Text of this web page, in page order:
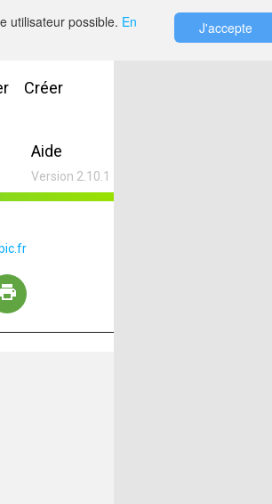
Créer
Aide
Version 2.10.1
utilisateur possible. En
J'accepte